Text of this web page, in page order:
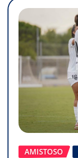
AMISTOSO